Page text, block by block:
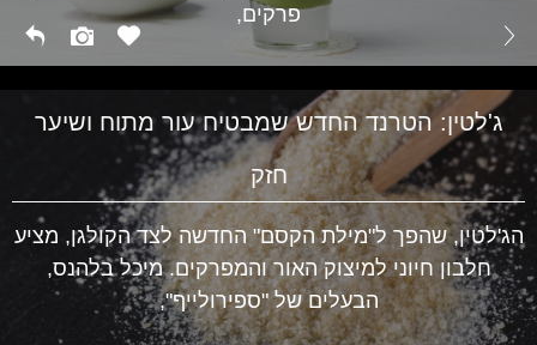
פרקים,
ג'לטין: הטרנד החדש שמבטיח עור מתוח ושיער
חזק
הג'לטין, שהפך ל"מילת הקסם" החדשה לצד הקולגן, מציע
חלבון חיוני למיצוק האור והמפרקים. מיכל בלהנס,
הבעלים של "ספירולייף",